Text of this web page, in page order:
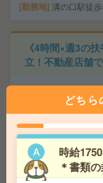
勤務地 溝の口駅徒
《4時間×週3の
立！不動産店舗
給 与 時給1600円
全額支給
＜急募＞2か月未
鹿島田[派遣]
どちら
時給
＊書類